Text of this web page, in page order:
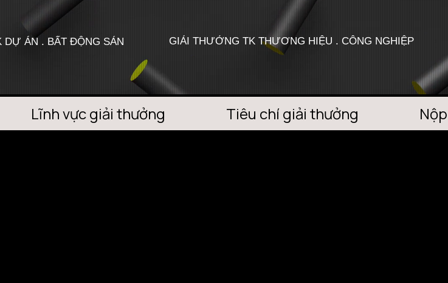
DỰ ÁN . BẤT ĐỘNG SẢN GIẢI THƯỞNG TK THƯƠNG HIỆU . CÔNG NGHIỆP
Lĩnh vực giải thưởng Tiêu chí giải thưởng